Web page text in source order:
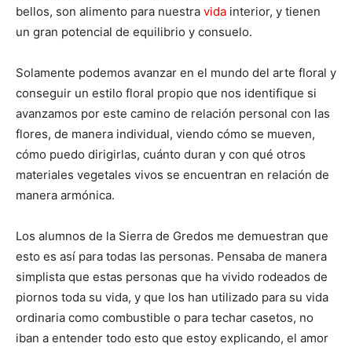
bellos, son alimento para nuestra vida interior, y tienen
un gran potencial de equilibrio y consuelo.
Solamente podemos avanzar en el mundo del arte floral y
conseguir un estilo floral propio que nos identifique si
avanzamos por este camino de relación personal con las
flores, de manera individual, viendo cómo se mueven,
cómo puedo dirigirlas, cuánto duran y con qué otros
materiales vegetales vivos se encuentran en relación de
manera armónica.
Los alumnos de la Sierra de Gredos me demuestran que
esto es así para todas las personas. Pensaba de manera
simplista que estas personas que ha vivido rodeados de
piornos toda su vida, y que los han utilizado para su vida
ordinaria como combustible o para techar casetos, no
iban a entender todo esto que estoy explicando, el amor